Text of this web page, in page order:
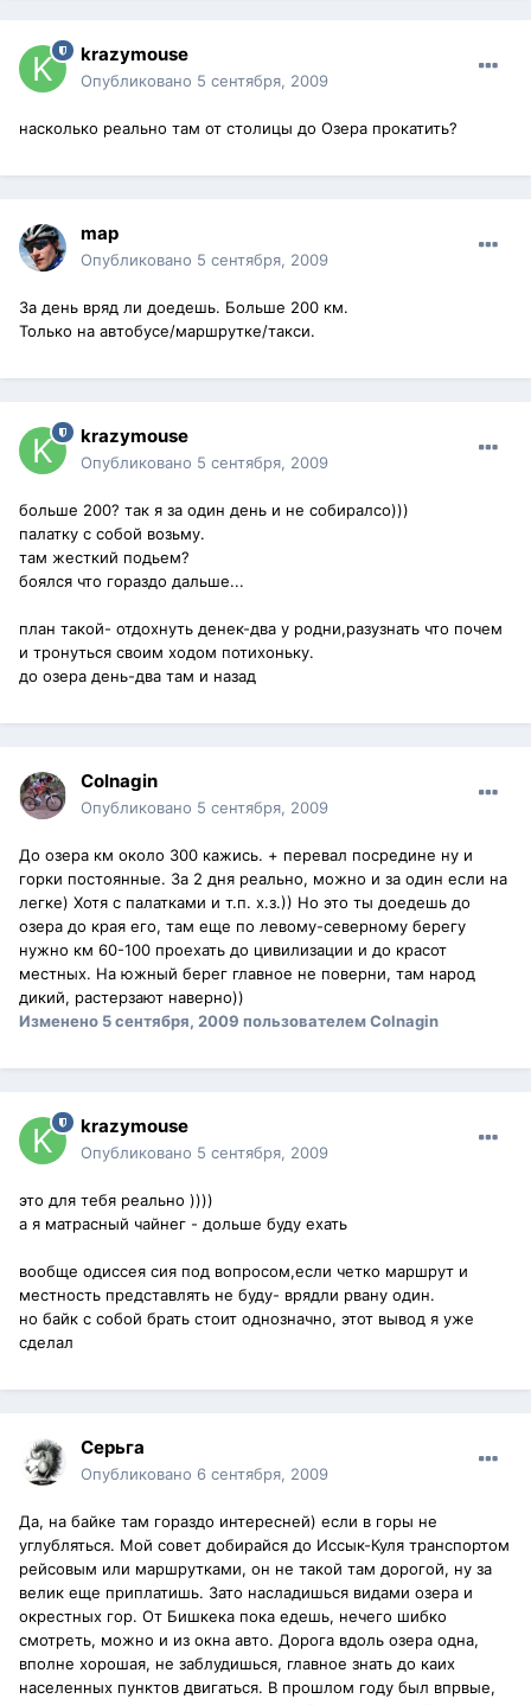
krazymouse
Опубликовано 5 сентября, 2009
насколько реально там от столицы до Озера прокатить?
map
Опубликовано 5 сентября, 2009
За день вряд ли доедешь. Больше 200 км.
Только на автобусе/маршрутке/такси.
krazymouse
Опубликовано 5 сентября, 2009
больше 200? так я за один день и не собиралсо)))
палатку с собой возьму.
там жесткий подьем?
боялся что гораздо дальше...
план такой- отдохнуть денек-два у родни,разузнать что почем
и тронуться своим ходом потихоньку.
до озера день-два там и назад
Colnagin
Опубликовано 5 сентября, 2009
До озера км около 300 кажись. + перевал посредине ну и
горки постоянные. За 2 дня реально, можно и за один если на
легке) Хотя с палатками и т.п. х.з.)) Но это ты доедешь до
озера до края его, там еще по левому-северному берегу
нужно км 60-100 проехать до цивилизации и до красот
местных. На южный берег главное не поверни, там народ
дикий, растерзают наверно))
Изменено 5 сентября, 2009 пользователем Colnagin
krazymouse
Опубликовано 5 сентября, 2009
это для тебя реально ))))
а я матрасный чайнег - дольше буду ехать
вообще одиссея сия под вопросом,если четко маршрут и
местность представлять не буду- врядли рвану один.
но байк с собой брать стоит однозначно, этот вывод я уже
сделал
Серьга
Опубликовано 6 сентября, 2009
Да, на байке там гораздо интересней) если в горы не
углубляться. Мой совет добирайся до Иссык-Куля транспортом
рейсовым или маршрутками, он не такой там дорогой, ну за
велик еще приплатишь. Зато насладишься видами озера и
окрестных гор. От Бишкека пока едешь, нечего шибко
смотреть, можно и из окна авто. Дорога вдоль озера одна,
вполне хорошая, не заблудишься, главное знать до каих
населенных пунктов двигаться. В прошлом году был впрвые,